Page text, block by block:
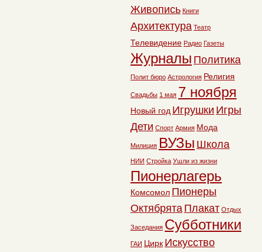
Живопись Книги
Архитектура Театр
Телевидение Радио Газеты
Журналы Политика
Полит бюро Астрология Религия
Свадьбы 1 мая 7 ноября
Новый год Игрушки Игры
Дети Спорт Армия Мода
Милиция ВУЗы Школа
НИИ Стройка Ушли из жизни
Пионерлагерь
Комсомол Пионеры
Октябрята Плакат Отдых
Заседания Субботники
ГАИ Цирк Искусство